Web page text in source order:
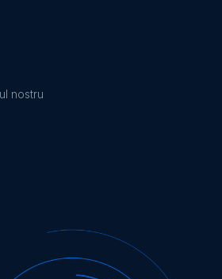
(400W) Isolated DC-DC converter
(400W) Isolated DC-DC converter
(400W) Isolated DC-DC converter
(120W) Isolated DC-DC
nostru